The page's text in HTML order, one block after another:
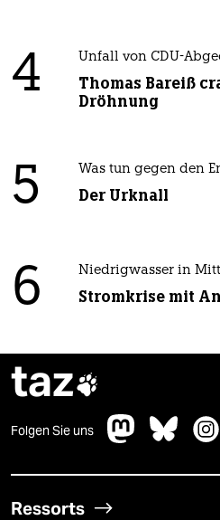
4 Unfall von CDU-
Thomas Bareiß
Dröhnung
5 Was tun gegen den
Der Urknall
6 Niedrigwasser in
Stromkrise mit
taz
Folgen Sie uns
Ressorts